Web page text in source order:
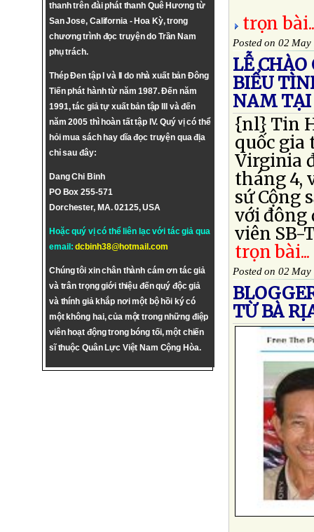
thanh trên đài phát thanh Quê Hương từ
San Jose, California - Hoa Kỳ, trong
chương trình đọc truyện do Trần Nam
phụ trách.
Thép Đen tập I và II do nhà xuất bản Đông
Tiến phát hành từ năm 1987. Đến năm
1991, tác giả tự xuất bản tập III và đến
năm 2005 thì hoàn tất tập IV. Quý vị có thể
hỏi mua sách hay dĩa đọc truyện qua địa
chỉ sau đây:
Dang Chi Binh
PO Box 255-571
Dorchester, MA. 02125, USA
Hoặc quý vị có thể liên lạc với tác giả qua
email:dcbinh38@hotmail.com
Chúng tôi xin chân thành cám ơn tác giả
và trân trọng giới thiệu đến quý độc giả
và thính giả khắp nơi một bộ hồi ký có
một không hai, của một trong những điệp
viên hoạt động trong bóng tối, một chiến
sĩ thuộc Quân Lực Việt Nam Cộng Hòa.
trọn
Posted on 02 May
LỄ
BIỂU
NAM
{nl} Tin
quốc gia
Virginia
tháng 4,
sứ Cộng
với đông
viên SB-
trọn bài...
Posted on 02 May
TỪ BÀ